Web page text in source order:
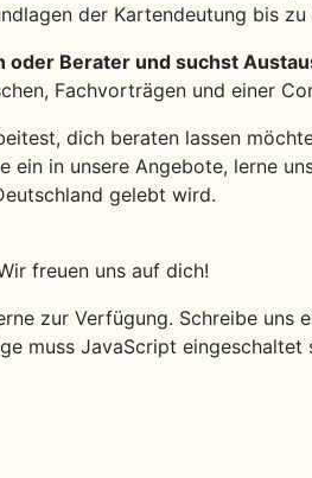
der Kartendeutung bis
Berater und suchst
Fachvorträgen und einer
dich beraten lassen
ein in unsere Angebote, lerne
gelebt wird.
freuen uns auf dich!
zur Verfügung. Schreibe uns
muss JavaScript eingeschaltet